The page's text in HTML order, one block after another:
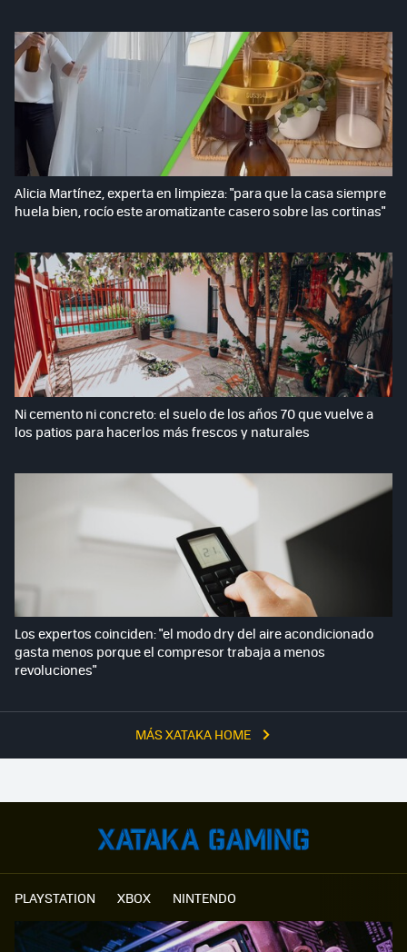
MÁS XATAKA HOME
Alicia Martínez, experta en limpieza: "para que la casa siempre
huela bien, rocío este aromatizante casero sobre las cortinas"
Ni cemento ni concreto: el suelo de los años 70 que vuelve a
los patios para hacerlos más frescos y naturales
Los expertos coinciden: "el modo dry del aire acondicionado
gasta menos porque el compresor trabaja a menos
revoluciones"
PLAYSTATION XBOX NINTENDO